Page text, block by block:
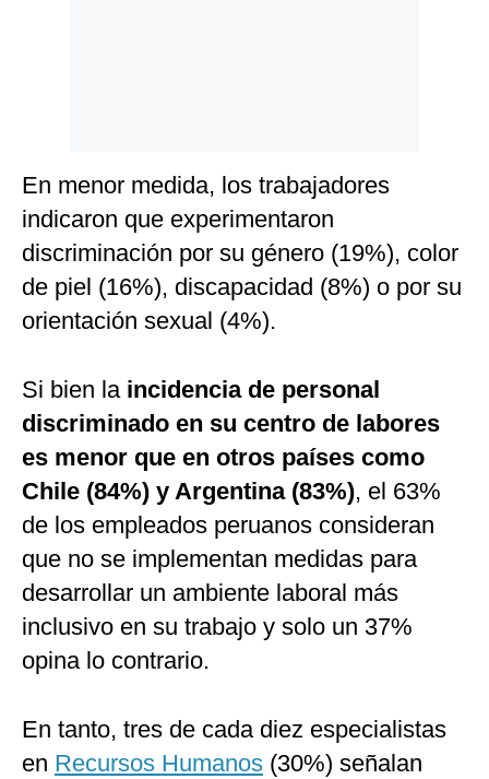
En menor medida, los trabajadores
indicaron que experimentaron
discriminación por su género (19%), color
de piel (16%), discapacidad (8%) o por su
orientación sexual (4%).
Si bien laincidencia de personal
discriminado en su centro de labores
es menor que en otros países como
Chile (84%) y Argentina (83%), el 63%
de los empleados peruanos consideran
que no se implementan medidas para
desarrollar un ambiente laboral más
inclusivo en su trabajo y solo un 37%
opina lo contrario.
En tanto, tres de cada diez especialistas
en Recursos Humanos (30%) señalan